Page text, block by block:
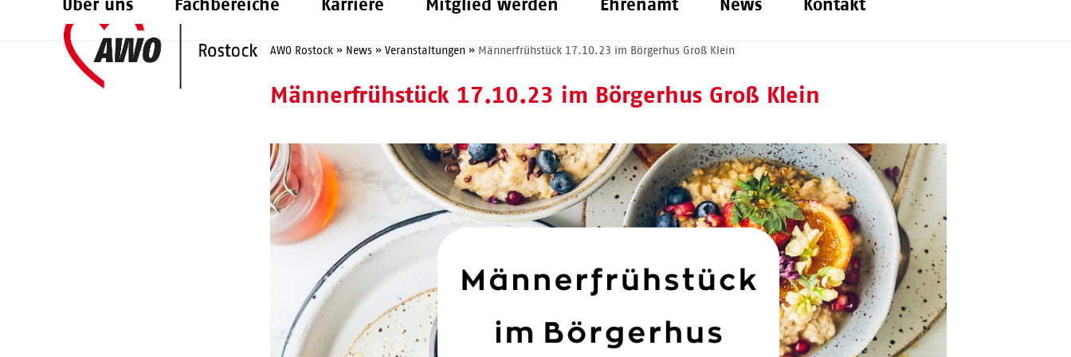
Über uns Fachbereiche Karriere Mitglied werden Ehrenamt News Kontakt
AWO Rostock » News »Veranstaltungen » Männerfrühstück 17.10.23 im Börgerhus Groß Klein
Männerfrühstück 17.10.23 im Börgerhus Groß Klein